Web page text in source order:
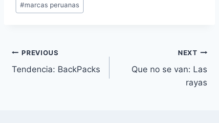
#marcas peruanas
Navegación
de
PREVIOUS
Tendencia: BackPacks
NEXT
Que no se van: Las
rayas